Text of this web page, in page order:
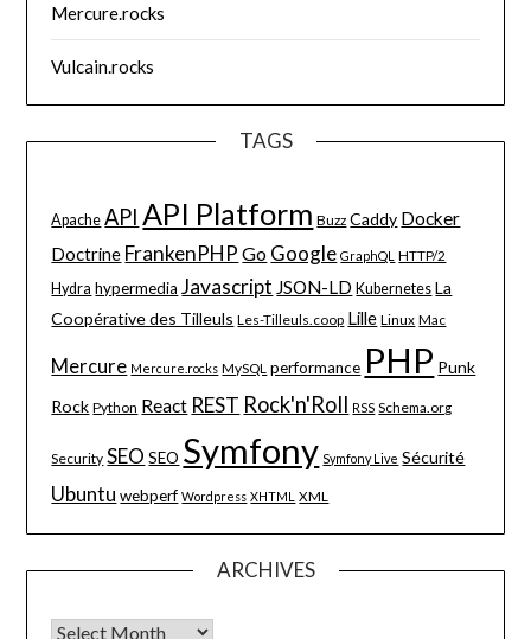
Mercure.rocks
Vulcain.rocks
TAGS
Apache API API Platform Buzz Caddy Docker
Doctrine FrankenPHP Go Google GraphQL HTTP/2
Hydra hypermedia Javascript JSON-LD Kubernetes La
Coopérative des Tilleuls Les-Tilleuls.coop Lille Linux Mac
Mercure Mercure.rocks MySQL performance PHP Punk
Rock Python React REST Rock'n'Roll RSS Schema.org
Security SEO SEO Symfony Symfony Live Sécurité
Ubuntu webperf Wordpress XHTML XML
ARCHIVES
Archives